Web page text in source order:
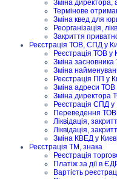
Зміна директора,
Термінове
Зміна квед для
Реорганізація,
Закриття
Реєстрація ТОВ, СПД у
Реєстрація ТОВ у
Зміна засновника
Зміна
Реєстрація ПП у
Зміна адреси ТОВ
Зміна директора
Реєстрація СПД у
Переведення
Ліквідація,
Ліквідація,
Зміна КВЕД у Києві
Реєстрація ТМ, знака
Реєстрація
Платіж за дії в
Вартість